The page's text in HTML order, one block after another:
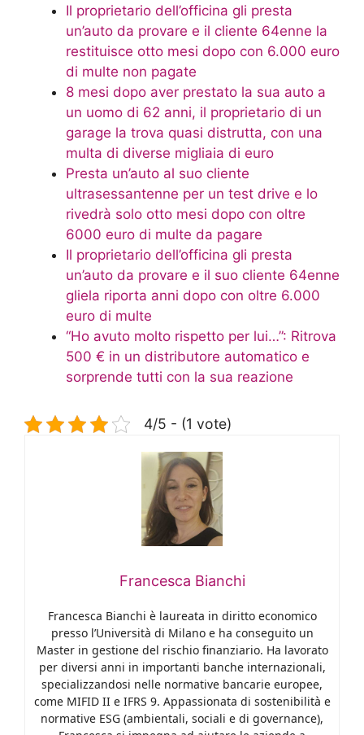
Il proprietario dell’officina gli presta
un’auto da provare e il cliente 64enne la
restituisce otto mesi dopo con 6.000 euro
di multe non pagate
8 mesi dopo aver prestato la sua auto a
un uomo di 62 anni, il proprietario di un
garage la trova quasi distrutta, con una
multa di diverse migliaia di euro
Presta un’auto al suo cliente
ultrasessantenne per un test drive e lo
rivedrà solo otto mesi dopo con oltre
6000 euro di multe da pagare
Il proprietario dell’officina gli presta
un’auto da provare e il suo cliente 64enne
gliela riporta anni dopo con oltre 6.000
euro di multe
“Ho avuto molto rispetto per lui…”: Ritrova
500 € in un distributore automatico e
sorprende tutti con la sua reazione
4/5 - (1 vote)
Francesca Bianchi
Francesca Bianchi è laureata in diritto economico
presso l’Università di Milano e ha conseguito un
Master in gestione del rischio finanziario. Ha lavorato
per diversi anni in importanti banche internazionali,
specializzandosi nelle normative bancarie europee,
come MIFID II e IFRS 9. Appassionata di sostenibilità e
normative ESG (ambientali, sociali e di governance),